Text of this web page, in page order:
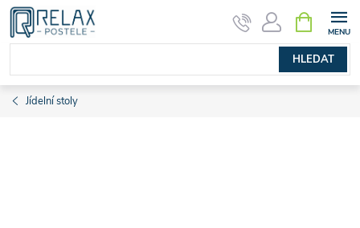
Přejít
obsah
HLEDAT
NÁKUPNÍ
KOŠÍK
Jídelní stoly